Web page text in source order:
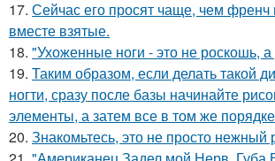
17. Сейчас его просят чаще, чем френч
вместе взятые.
18. "Ухоженные ноги - это не роскошь,
19. Таким образом, если делать такой
ногти, сразу после базы начинайте
элементы, а затем все в том же
20. Знакомьтесь, это не просто